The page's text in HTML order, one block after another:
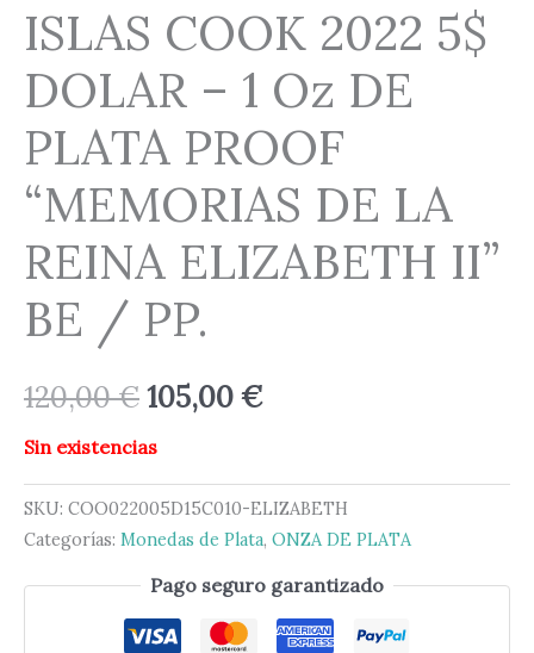
ISLAS COOK 2022 5$
DOLAR – 1 Oz DE
PLATA PROOF
“MEMORIAS DE LA
REINA ELIZABETH II”
BE / PP.
120,00€105,00€
Sin existencias
SKU: COO022005D15C010-ELIZABETH
Categorías: Monedas de Plata, ONZA DE PLATA
Pago seguro garantizado